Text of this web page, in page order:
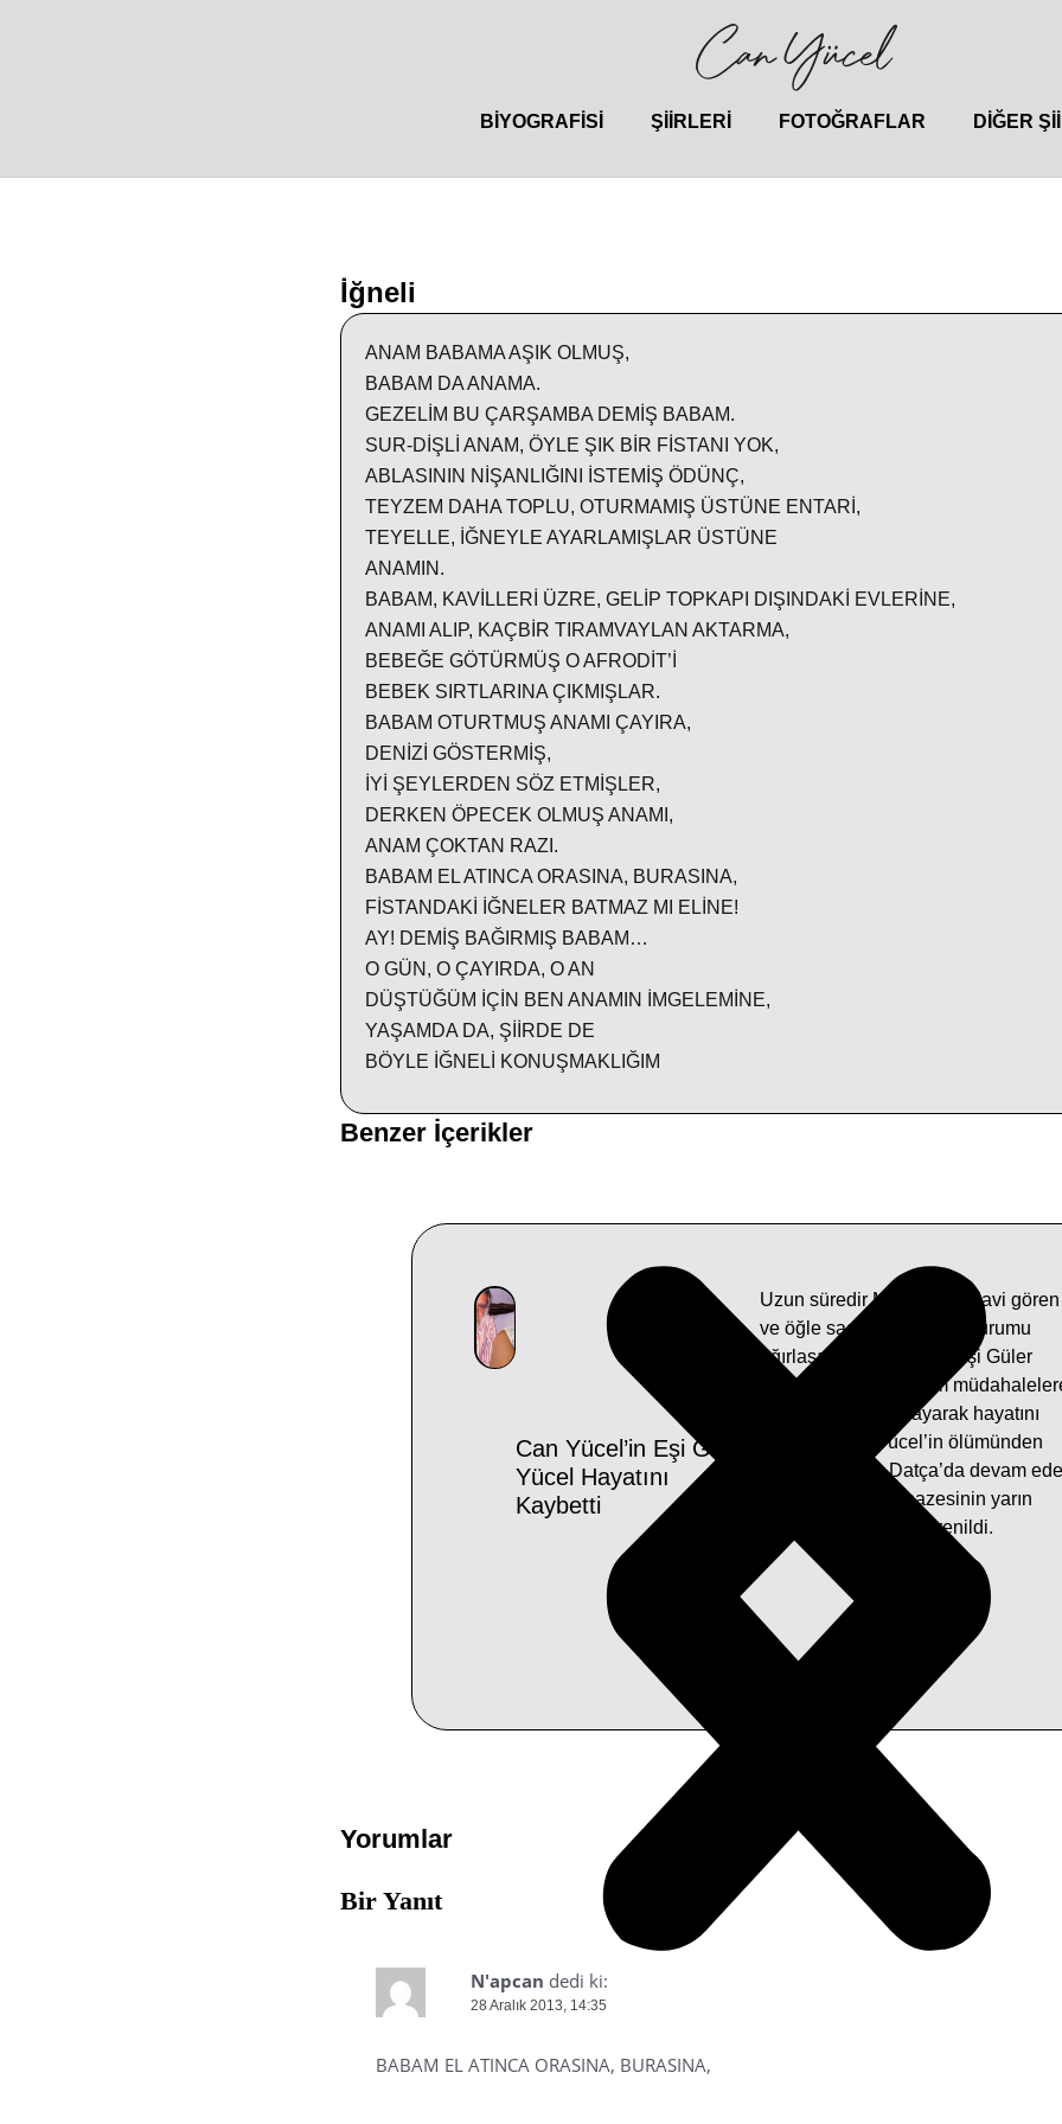
BIYOGRAFISI ŞIIRLERI FOTOĞRAFLAR DIĞER
İğneli
ANAM BABAMA AŞIK OLMUŞ,
BABAM DA ANAMA.
GEZELİM BU ÇARŞAMBA DEMİŞ BABAM.
SUR-DİŞLİ ANAM, ÖYLE ŞIK BİR FİSTANI YOK,
ABLASININ NİŞANLIĞINI İSTEMİŞ ÖDÜNÇ,
TEYZEM DAHA TOPLU, OTURMAMIŞ ÜSTÜNE ENTARİ,
TEYELLE, İĞNEYLE AYARLAMIŞLAR ÜSTÜNE
ANAMIN.
BABAM, KAVİLLERİ ÜZRE, GELİP TOPKAPI DIŞINDAKİ EVLERİNE,
ANAMI ALIP, KAÇBİR TIRAMVAYLAN AKTARMA,
BEBEĞE GÖTÜRMÜŞ O AFRODİT’İ
BEBEK SIRTLARINA ÇIKMIŞLAR.
BABAM OTURTMUŞ ANAMI ÇAYIRA,
DENİZİ GÖSTERMİŞ,
İYİ ŞEYLERDEN SÖZ ETMİŞLER,
DERKEN ÖPECEK OLMUŞ ANAMI,
ANAM ÇOKTAN RAZI.
BABAM EL ATINCA ORASINA, BURASINA,
FİSTANDAKİ İĞNELER BATMAZ MI ELİNE!
AY! DEMİŞ BAĞIRMIŞ BABAM…
O GÜN, O ÇAYIRDA, O AN
DÜŞTÜĞÜM İÇİN BEN ANAMIN İMGELEMİNE,
YAŞAMDA DA, ŞİİRDE DE
BÖYLE İĞNELİ KONUŞMAKLIĞIM
Benzer İçerikler
Can Yücel’in Eşi Güler
Yücel Hayatını
Kaybetti
Uzun süredir Muğla’da tedavi gören
ve öğle saatlerine doğru durumu
ağırlaşan Can Yücel’in eşi Güler
Yücel (85) yapılan tüm
rağmen kurtarılamayarak hayatını
kaybetti. Can Yücel’in ölümünden
sonra hayatına Datça’da devam
Güler Yücel’in cenazesinin yarın
toprağa verileceği öğrenildi.
Yorumlar
Bir Yanıt
N'apcan dedi ki:
28 Aralık 2013, 14:35
BABAM EL ATINCA ORASINA, BURASINA,